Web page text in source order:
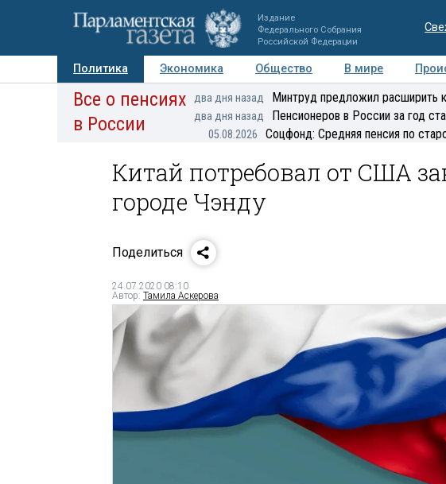
Издание
Федерального Собрания
Российской Федерации
Политика Экономика Общество В мире
Авторы Персоны Мнения Регионы
Все о пенсиях
в России
два дня назад Минтруд предложил расширить
два дня назад Пенсионеров в России за год
05.08.2026 Соцфонд: Средняя пенсия по
Китай потребовал от США
городе Чэнду
Поделиться
24.07.2020 08:10
Автор: Тамила Аскерова